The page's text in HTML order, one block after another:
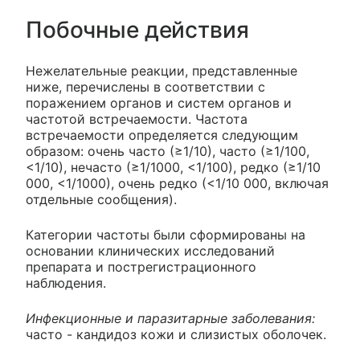
Побочные действия
Нежелательные реакции, представленные
ниже, перечислены в соответствии с
поражением органов и систем органов и
частотой встречаемости. Частота
встречаемости определяется следующим
образом: очень часто (≥1/10), часто (≥1/100,
<1/10), нечасто (≥1/1000, <1/100), редко (≥1/10
000, <1/1000), очень редко (<1/10 000, включая
отдельные сообщения).
Категории частоты были сформированы на
основании клинических исследований
препарата и пострегистрационного
наблюдения.
Инфекционные и паразитарные заболевания:
часто - кандидоз кожи и слизистых оболочек.